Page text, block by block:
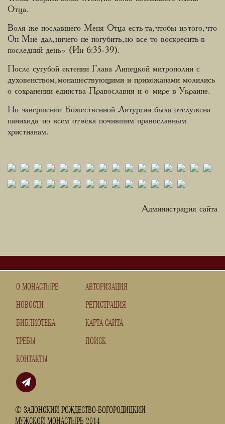
Отца.
Воля же пославшего Меня Отца есть та, чтобы из того, что
Он Мне дал, ничего не погубить, но все то воскресить в
последний день» (Ин 6:35-39).
После сугубой ектении Глава Липецкой митрополии с
духовенством, монашествующими и прихожанами молились
о сохранении единства Православия и о мире в Украине.
По завершении Божественной Литургии была отслужена
панихида по всем от века почившим православным
христианам.
Администрация сайта
О МОНАСТЫРЕ
НОВОСТИ
БИБЛИОТЕКА
ТРЕБЫ
КОНТАКТЫ
© ЗАДОНСКИЙ РОЖДЕСТВО-БОГОРОДИЦКИЙ
МУЖСКОЙ МОНАСТЫРЬ 2014
АВТОРИЗАЦИЯ
РЕГИСТРАЦИЯ
КАРТА САЙТА
ПОИСК